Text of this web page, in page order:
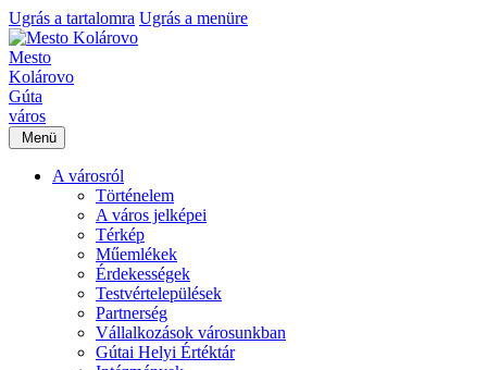
Ugrás a tartalomra Ugrás a menüre
Mesto
Kolárovo
Gúta
város
Menü
A városról
Történelem
A város jelképei
Térkép
Műemlékek
Érdekességek
Testvértelepülések
Partnerség
Vállalkozások városunkban
Gútai Helyi Értéktár